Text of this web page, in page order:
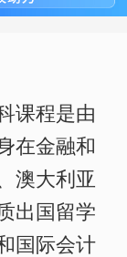
课程是由
在金融和
澳大利亚
出国留学
国际会计